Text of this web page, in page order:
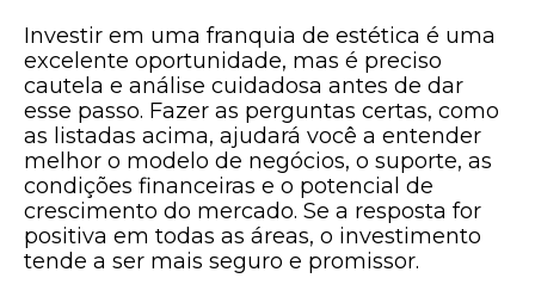
Investir em uma franquia de estética é uma
excelente oportunidade, mas é preciso
cautela e análise cuidadosa antes de dar
esse passo. Fazer as perguntas certas, como
as listadas acima, ajudará você a entender
melhor o modelo de negócios, o suporte, as
condições financeiras e o potencial de
crescimento do mercado. Se a resposta for
positiva em todas as áreas, o investimento
tende a ser mais seguro e promissor.